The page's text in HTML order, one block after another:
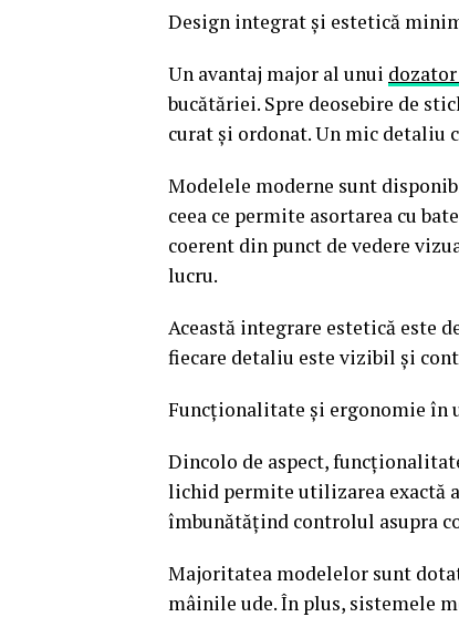
Design integrat și estetică
Un avantaj major al unui
bucătăriei. Spre deosebire de
curat și ordonat. Un mic detaliu
Modelele moderne sunt
ceea ce permite asortarea cu
coerent din punct de vedere
lucru.
Această integrare estetică este
fiecare detaliu este vizibil și
Funcționalitate și ergonomie în
Dincolo de aspect,
lichid permite utilizarea exactă
îmbunătățind controlul asupra
Majoritatea modelelor sunt
mâinile ude. În plus, sistemele